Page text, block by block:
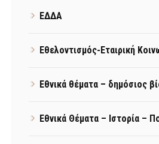
ΕΔΔΑ
Εθελοντισμός-Εταιρική
Εθνικά θέματα – δημόσιος
Εθνικά Θέματα – Ιστορία –